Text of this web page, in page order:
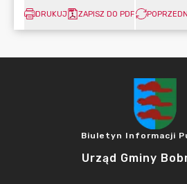
DRUKUJ ZAPISZ DO PDF
Biuletyn Informacji
Urząd Gminy